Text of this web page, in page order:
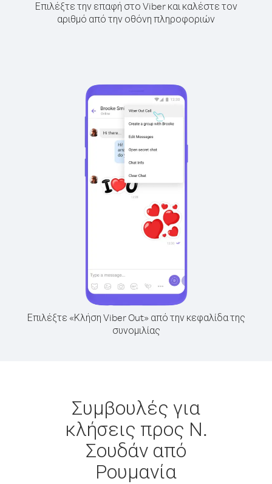
Επιλέξτε την επαφή στο Viber και καλέστε τον
αριθμό από την οθόνη πληροφοριών
Επιλέξτε «Κλήση Viber Out» από την κεφαλίδα της
συνομιλίας
Συμβουλές για
κλήσεις προς Ν.
Σουδάν από
Ρουμανία